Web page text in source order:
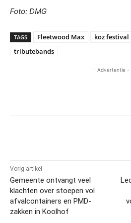
Foto: DMG
TAGS Fleetwood Max koz festival
tributebands
- Advertentie -
Vorig artikel
Gemeente ontvangt veel
klachten over stoepen vol
afvalcontainers en PMD-
zakken in Koolhof